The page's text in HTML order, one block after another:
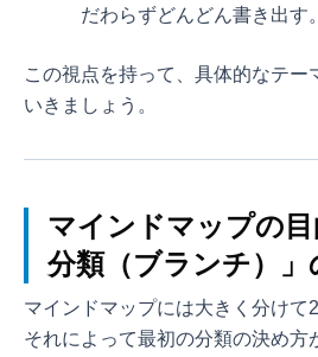
だわらずどんどん書き出す。
この視点を持って、具体的なテー
いきましょう。
マインドマップの
分類（ブランチ）」
マインドマップには大きく分けて
それによって最初の分類の決め方